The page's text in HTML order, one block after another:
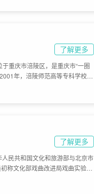
了解更多
重庆市涪陵区，是重庆市“一圈
年，涪陵师范高等专科学校
了解更多
民共和国文化和旅游部与北京市
称文化部戏曲改进局戏曲实验学